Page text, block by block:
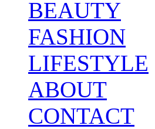
BEAUTY
FASHION
LIFESTYLE
ABOUT
CONTACT